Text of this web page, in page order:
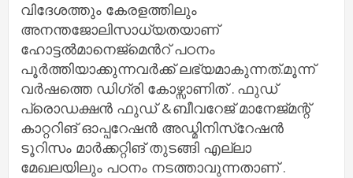
വിദേശത്തും കേരളത്തിലും
അനന്തജോലിസാധ്യതയാണ്
ഹോട്ടൽമാനെജ്മെൻറ് പഠനം
പൂർത്തിയാക്കുന്നവർക്ക് ലഭ്യമാകുന്നത്.മൂന്ന്
വർഷത്തെ ഡിഗ്രി കോഴ്സാണിത് . ഫുഡ്
പ്രൊഡക്ഷൻ ഫുഡ് &ബീവറേജ് മാനേജ്മന്റ്
കാറ്ററിങ് ഓപ്പറേഷൻ അഡ്മിനിസ്റേഷൻ
ടൂറിസം മാർക്കറ്റിങ് തുടങ്ങി എല്ലാ
മേഖലയിലും പഠനം നടത്താവുന്നതാണ് .